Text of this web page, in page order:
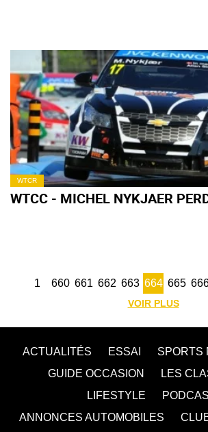
WTCR
WTCC - MICHEL NYKJAER
1 660 661 662 663 664 665
VOIR PLUS
ACTUALITÉS ESSAI
SPORTS
GUIDE OCCASION
LES
LIFESTYLE
ANNONCES AUTOMOBILES